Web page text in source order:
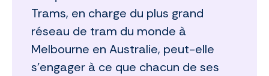
Trams, en charge du plus grand
réseau de tram du monde à
Melbourne en Australie, peut-elle
s’engager à ce que chacun de ses